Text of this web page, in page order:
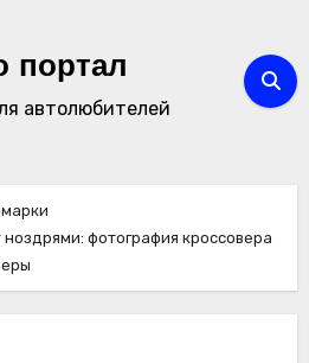
портал
автолюбителей
ноздрями: фотография кроссовера